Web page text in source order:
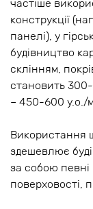
частіше
конструкції
панелі), у
будівництво
склінням,
становить
– 450-600 у.о./
Використання
здешевлює
за собою
поверховості,